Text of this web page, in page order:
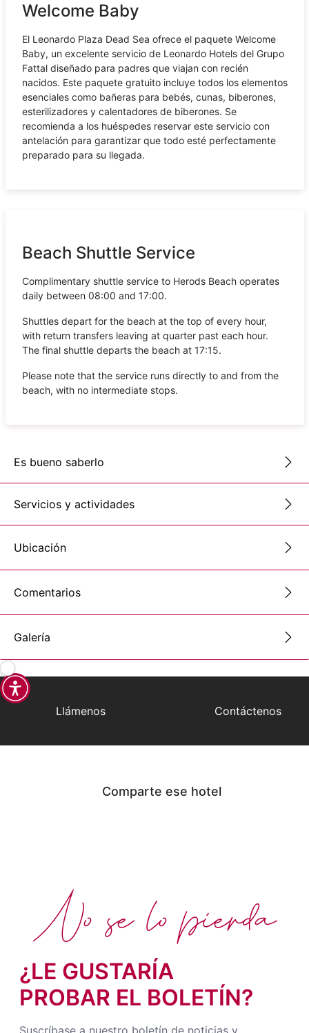
Welcome Baby
El Leonardo Plaza Dead Sea ofrece el paquete Welcome
Baby, un excelente servicio de Leonardo Hotels del Grupo
Fattal diseñado para padres que viajan con recién
nacidos. Este paquete gratuito incluye todos los elementos
esenciales como bañeras para bebés, cunas, biberones,
esterilizadores y calentadores de biberones. Se
recomienda a los huéspedes reservar este servicio con
antelación para garantizar que todo esté perfectamente
preparado para su llegada.
Beach Shuttle Service
Complimentary shuttle service to Herods Beach operates
daily between 08:00 and 17:00.
Shuttles depart for the beach at the top of every hour,
with return transfers leaving at quarter past each hour.
The final shuttle departs the beach at 17:15.
Please note that the service runs directly to and from the
beach, with no intermediate stops.
Es bueno saberlo
Servicios y actividades
Ubicación
Comentarios
Galería
Llámenos Contáctenos
Comparte ese hotel
¿LE GUSTARÍA
PROBAR EL BOLETÍN?
No se lo pierda